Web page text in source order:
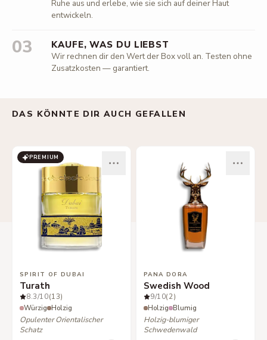
Ruhe aus und erlebe, wie sie sich auf deiner Haut
entwickeln.
03 KAUFE, WAS DU LIEBST
Wir rechnen dir den Wert der Box voll an. Testen ohne
Zusatzkosten — garantiert.
DAS KÖNNTE DIR AUCH GEFALLEN
PREMIUM
SPIRIT OF DUBAI
Turath
8.3/10(13)
Würzig Holzig
Opulenter Orientalischer
Schatz
PANA DORA
Swedish Wood
9/10(2)
Holzig Blumig
Holzig-blumiger
Schwedenwald